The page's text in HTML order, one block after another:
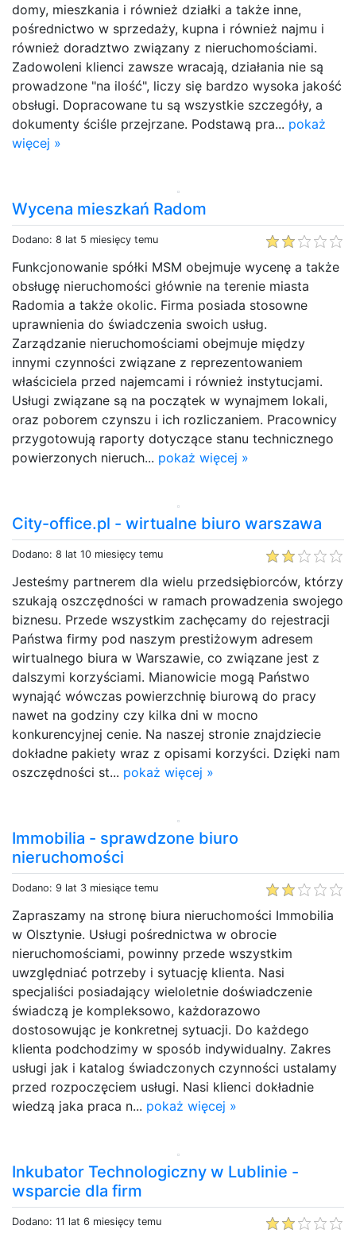
domy, mieszkania i również działki a także inne,
pośrednictwo w sprzedaży, kupna i również najmu i
również doradztwo związany z nieruchomościami.
Zadowoleni klienci zawsze wracają, działania nie są
prowadzone "na ilość", liczy się bardzo wysoka jakość
obsługi. Dopracowane tu są wszystkie szczegóły, a
dokumenty ściśle przejrzane. Podstawą pra... pokaż
więcej »
Wycena mieszkań Radom
Dodano: 8 lat 5 miesięcy temu
Funkcjonowanie spółki MSM obejmuje wycenę a także
obsługę nieruchomości głównie na terenie miasta
Radomia a także okolic. Firma posiada stosowne
uprawnienia do świadczenia swoich usług.
Zarządzanie nieruchomościami obejmuje między
innymi czynności związane z reprezentowaniem
właściciela przed najemcami i również instytucjami.
Usługi związane są na początek w wynajmem lokali,
oraz poborem czynszu i ich rozliczaniem. Pracownicy
przygotowują raporty dotyczące stanu technicznego
powierzonych nieruch... pokaż więcej »
City-office.pl - wirtualne biuro warszawa
Dodano: 8 lat 10 miesięcy temu
Jesteśmy partnerem dla wielu przedsiębiorców, którzy
szukają oszczędności w ramach prowadzenia swojego
biznesu. Przede wszystkim zachęcamy do rejestracji
Państwa firmy pod naszym prestiżowym adresem
wirtualnego biura w Warszawie, co związane jest z
dalszymi korzyściami. Mianowicie mogą Państwo
wynająć wówczas powierzchnię biurową do pracy
nawet na godziny czy kilka dni w mocno
konkurencyjnej cenie. Na naszej stronie znajdziecie
dokładne pakiety wraz z opisami korzyści. Dzięki nam
oszczędności st... pokaż więcej »
Immobilia - sprawdzone biuro
nieruchomości
Dodano: 9 lat 3 miesiące temu
Zapraszamy na stronę biura nieruchomości Immobilia
w Olsztynie. Usługi pośrednictwa w obrocie
nieruchomościami, powinny przede wszystkim
uwzględniać potrzeby i sytuację klienta. Nasi
specjaliści posiadający wieloletnie doświadczenie
świadczą je kompleksowo, każdorazowo
dostosowując je konkretnej sytuacji. Do każdego
klienta podchodzimy w sposób indywidualny. Zakres
usługi jak i katalog świadczonych czynności ustalamy
przed rozpoczęciem usługi. Nasi klienci dokładnie
wiedzą jaka praca n... pokaż więcej »
Inkubator Technologiczny w Lublinie -
wsparcie dla firm
Dodano: 11 lat 6 miesięcy temu